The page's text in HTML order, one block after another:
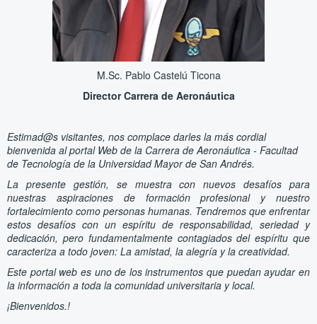
M.Sc. Pablo Castelú Ticona
Director Carrera de Aeronáutica
Estimad@s visitantes, nos complace darles la más cordial
bienvenida al portal Web de la Carrera de Aeronáutica - Facultad
de Tecnología de la Universidad Mayor de San Andrés.
La presente gestión, se muestra con nuevos desafíos para
nuestras aspiraciones de formación profesional y nuestro
fortalecimiento como personas humanas. Tendremos que enfrentar
estos desafíos con un espíritu de responsabilidad, seriedad y
dedicación, pero fundamentalmente contagiados del espíritu que
caracteriza a todo joven: La amistad, la alegría y la creatividad.
Este portal web es uno de los instrumentos que puedan ayudar en
la información a toda la comunidad universitaria y local.
¡Bienvenidos.!